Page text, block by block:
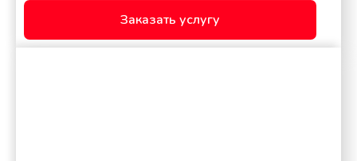
Заказать услугу